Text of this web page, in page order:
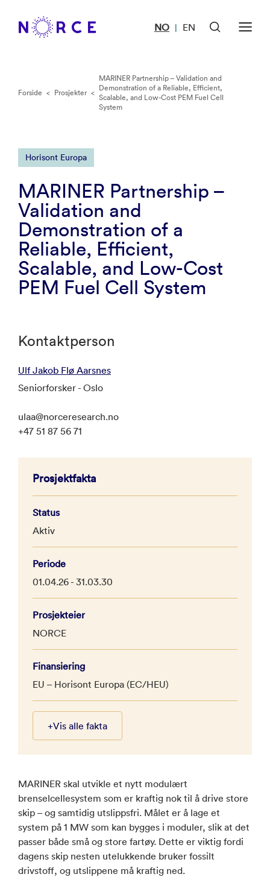
NO | EN
Forside < Prosjekter <
MARINER Partnership – Validation and
Demonstration of a Reliable, Efficient,
Scalable, and Low-Cost PEM Fuel Cell
System
Horisont Europa
MARINER Partnership –
Validation and
Demonstration of a
Reliable, Efficient,
Scalable, and Low-Cost
PEM Fuel Cell System
Kontaktperson
Ulf Jakob Flø Aarsnes
Seniorforsker - Oslo
ulaa@norceresearch.no
+47 51 87 56 71
Prosjektfakta
Status
Aktiv
Periode
01.04.26 - 31.03.30
Prosjekteier
NORCE
Finansiering
EU – Horisont Europa (EC/HEU)
+Vis alle fakta
MARINER skal utvikle et nytt modulært
brenselcellesystem som er kraftig nok til å drive store
skip – og samtidig utslippsfri. Målet er å lage et
system på 1 MW som kan bygges i moduler, slik at det
passer både små og store fartøy. Dette er viktig fordi
dagens skip nesten utelukkende bruker fossilt
drivstoff, og utslippene må kraftig ned.